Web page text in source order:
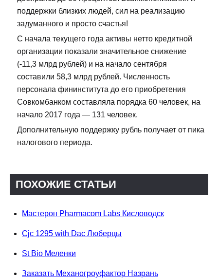
поддержки близких людей, сил на реализацию
задуманного и просто счастья!
С начала текущего года активы нетто кредитной
организации показали значительное снижение
(-11,3 млрд рублей) и на начало сентября
составили 58,3 млрд рублей. Численность
персонала фининститута до его приобретения
Совкомбанком составляла порядка 60 человек, на
начало 2017 года — 131 человек.
Дополнительную поддержку рубль получает от пика
налогового периода.
ПОХОЖИЕ СТАТЬИ
Мастерон Pharmacom Labs Кисловодск
Cjc 1295 with Dac Люберцы
St Bio Меленки
Заказать Механогроуфактор Назрань